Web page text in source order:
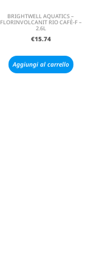
BRIGHTWELL AQUATICS –
FLORINVOLCANIT RIO CAFÈ-F –
2.6L
€15.74
Aggiungi al carrello